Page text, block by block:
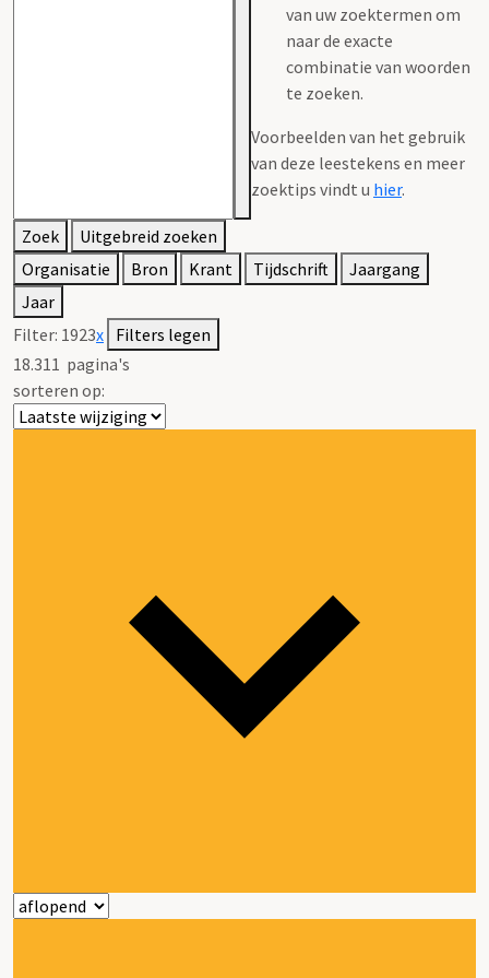
van uw zoektermen om
naar de exacte
combinatie van woorden
te zoeken.
Voorbeelden van het gebruik
van deze leestekens en meer
zoektips vindt u hier.
Zoek
Uitgebreid zoeken
Organisatie
Bron Krant Tijdschrift
Jaargang
Jaar
Filter: 1923x Filters legen
18.311 pagina's
sorteren op: